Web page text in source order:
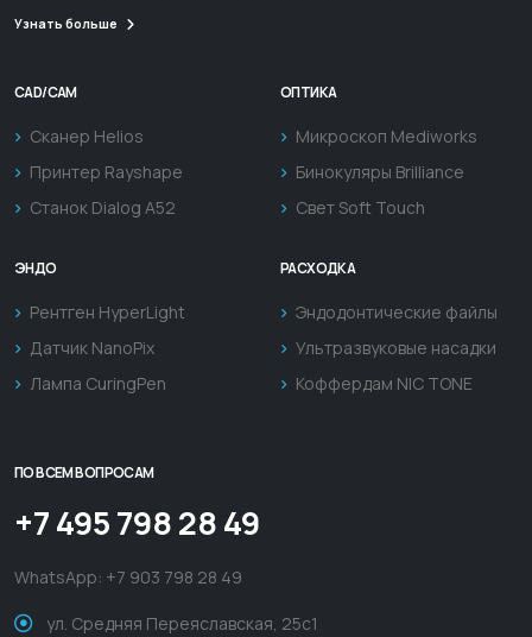
Узнать больше
CAD/CAM
Сканер Helios
Принтер Rayshape
Станок Dialog A52
ОПТИКА
Микроскоп Mediworks
Бинокуляры Brilliance
Свет Soft Touch
ЭНДО
Рентген HyperLight
Датчик NanoPix
Лампа CuringPen
РАСХОДКА
Эндодонтические файлы
Ультразвуковые насадки
Коффердам NIC TONE
ПО ВСЕМ ВОПРОСАМ
+7 495 798 28 49
WhatsApp: +7 903 798 28 49
ул. Средняя Переяславская, 25с1